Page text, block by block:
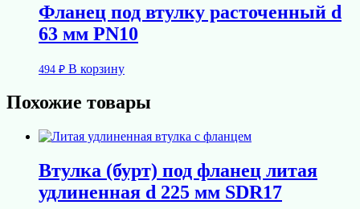
Фланец под втулку расточенный d
63 мм PN10
494 ₽ В корзину
Похожие товары
Втулка (бурт) под фланец литая
удлиненная d 225 мм SDR17